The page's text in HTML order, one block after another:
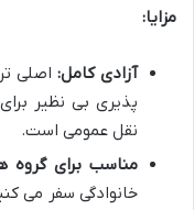
مزایا:
آزادی کامل: اصلی
پذیری بی نظیر
نقل عمومی است.
مناسب برای گروه
خانوادگی سفر می